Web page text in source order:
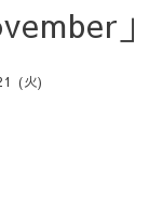
」
(火)